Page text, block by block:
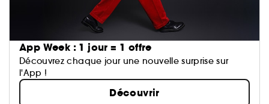
App Week : 1 jour = 1 offre
Découvrez chaque jour une nouvelle surprise sur
l'App !
Découvrir